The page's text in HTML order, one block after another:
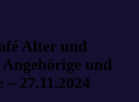
Alter und
und
27.11.2024